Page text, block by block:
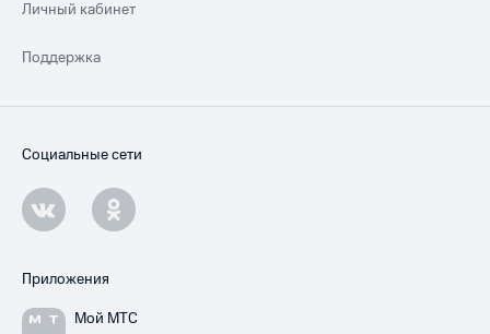
Личный кабинет
Поддержка
Социальные сети
Приложения
Мой МТС